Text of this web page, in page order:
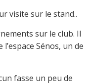
visite sur le stand..
sur le club. Il
Sénos, un de
fasse un peu de